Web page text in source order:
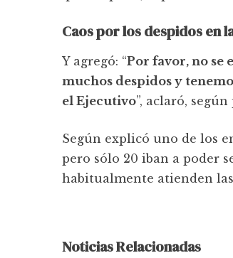
Caos por los despidos en
Y agregó: “Por favor, no se
muchos despidos y
el Ejecutivo”, aclaró,
Según explicó uno de los
pero sólo 20 iban a poder
habitualmente atienden
Noticias Relacionadas